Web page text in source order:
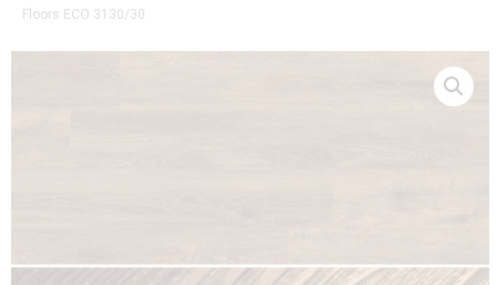
Floors ECO 3130/30